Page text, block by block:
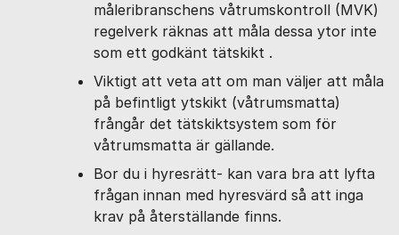
måleribranschens våtrumskontroll (MVK)
regelverk räknas att måla dessa ytor inte
som ett godkänt tätskikt .
Viktigt att veta att om man väljer att måla
på befintligt ytskikt (våtrumsmatta)
frångår det tätskiktsystem som för
våtrumsmatta är gällande.
Bor du i hyresrätt- kan vara bra att lyfta
frågan innan med hyresvärd så att inga
krav på återställande finns.